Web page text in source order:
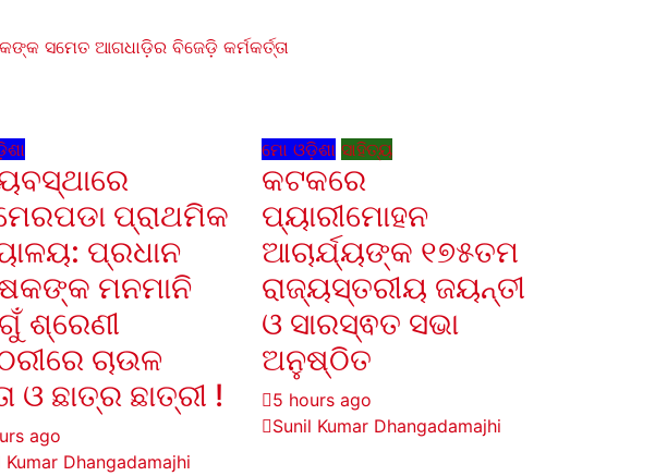
ସମେତ ଆଗଧାଡ଼ିର ବିଜେଡି଼ କର୍ମକର୍ତ୍ତା
ପ୍ରାଥମିକ
ପ୍ରଧାନ
ମନମାନି
ଶ୍ରେଣୀ
ଚାଉଳ
ଓ ଛାତ୍ର ଛାତ୍ରୀ !
ago
Kumar Dhangadamajhi
ମୋ ଓଡ଼ିଶା ସାହିତ୍ୟ
କଟକରେ
ପ୍ୟାରୀମୋହନ
ଆଚାର୍ଯ୍ୟଙ୍କ ୧୭୫ତମ
ରାଜ୍ୟସ୍ତରୀୟ ଜୟନ୍ତୀ
ଓ ସାରସ୍ଵତ ସଭା
ଅନୁଷ୍ଠିତ
5 hours ago
Sunil Kumar Dhangadamajhi